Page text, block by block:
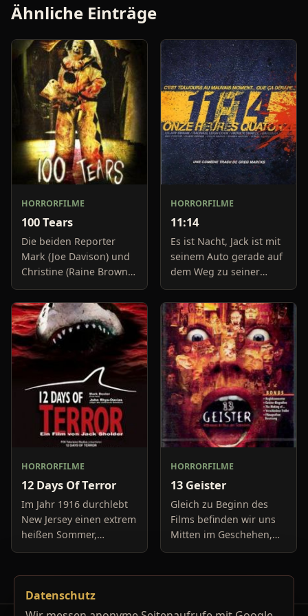
Ähnliche Einträge
HORRORFILME
100 Tears
Die beiden Reporter
Mark (Joe Davison) und
Christine (Raine Brown)
haben keine Lust mehr
auf belanglose
Boulevard-Meldungen
und befassen sich
neuerdings mit Se
HORRORFILME
11:14
Es ist Nacht, Jack ist mit
seinem Auto gerade auf
dem Weg zu seiner
Freundin, um diese
abzuholen. Die Uhr im
Auto springt auf 11:14h,
genau in dem Moment
fäll
HORRORFILME
12 Days Of Terror
Im Jahr 1916 durchlebt
New Jersey einen extrem
heißen Sommer,
während in Europa der
Bewohner eines kleinen
Küstenortes leiden sehr
unter der
HORRORFILME
13 Geister
Gleich zu Beginn des
Films befinden wir uns
Mitten im Geschehen,
eine Gruppe von Leuten
Cyrus Kriticus und
Geisteraufspührer Rafk
Datenschutz